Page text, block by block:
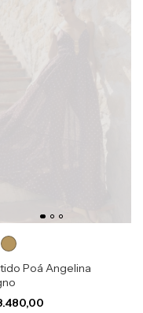
Poá Angelina